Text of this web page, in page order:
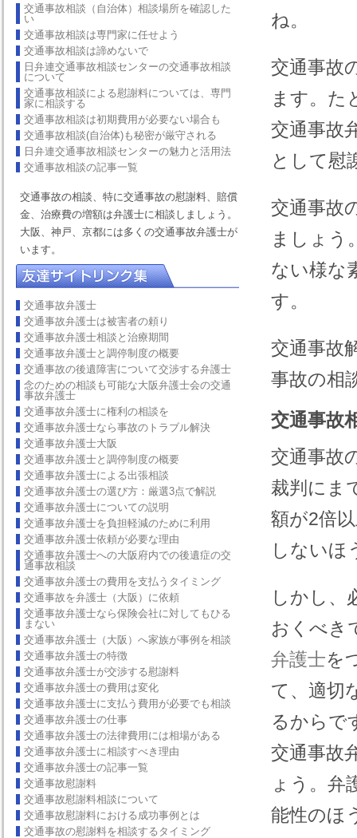
交通事故相談（自治体）相談場所を確認した
い
交通事故相談は専門家に任せよう
交通事故相談は諦めないで
日弁連交通事故相談センターの交通事故相談
について
交通事故相談による慰謝料については、専門
家に相談する
交通事故相談は初期費用が必要ない場合も
交通事故相談(自治体)も秘密が厳守される
日弁連交通事故相談センターの魅力と活用法
交通事故相談の記事一覧
交通事故の相談、特に交通事故の慰謝料、賠償
金、治療費の増額は弁護士に相談しましょう。
大阪、神戸、京都には多くの交通事故弁護士が
います。
交通事故弁護士
交通事故弁護士は被害者の頼り
交通事故弁護士相談と治療期間
交通事故弁護士と調停制度の概要
交通事故の後遺障害について交渉する弁護士
念のための相談も可能な大阪弁護士会の交通
事故弁護士
交通事故弁護士に権利の相談を
交通事故弁護士なら事故のトラブル解決
交通事故弁護士大阪
交通事故弁護士と調停制度の概要
交通事故弁護士による出張相談
交通事故弁護士の選び方：厳選3点で解説
交通事故弁護士についての説明
交通事故弁護士を負担軽減のために利用
交通事故弁護士依頼が必要な理由
交通事故弁護士への大阪府内での後遺症の交
通事故相談
交通事故弁護士の費用を支払うタイミング
交通事故を弁護士（大阪）に依頼
交通事故弁護士なら保険会社に対してもひる
まない
交通事故弁護士（大阪）へ家族が事例を相談
交通事故弁護士の特徴
交通事故弁護士が交渉する慰謝料
交通事故弁護士の費用は変化
交通事故弁護士に支払う費用が必要でも相談
交通事故弁護士の仕事
交通事故弁護士の法律費用には相場がある
交通事故弁護士に相談すべき理由
交通事故弁護士の記事一覧
交通事故慰謝料
交通事故慰謝料相談について
交通事故慰謝料における成功事例とは
交通事故の慰謝料を相談するタイミング
ね。
交通事故
ます。た
交通事故
として慰
交通事故
ましょう
ない様な
す。
交通事故
事故の相
交通事故
交通事故
裁判にま
額が2倍
しないほ
しかし、
おくべき
弁護士を
て、適切
るからで
交通事故
ょう。弁
能性のほ